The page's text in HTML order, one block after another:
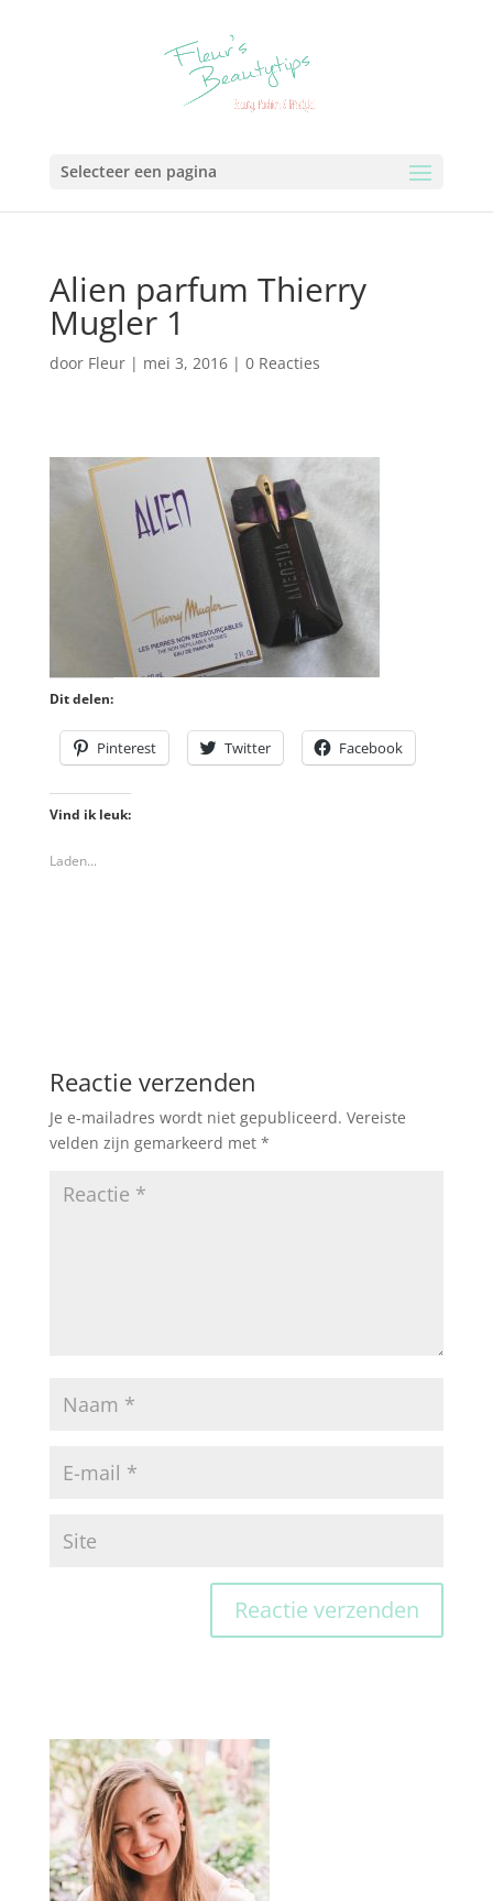
Selecteer een pagina
Alien parfum Thierry
Mugler 1
door Fleur| mei 3, 2016| 0 Reacties
Dit delen:
Pinterest Twitter Facebook
Vind ik leuk:
Laden...
Reactie verzenden
Je e-mailadres wordt niet gepubliceerd. Vereiste
velden zijn gemarkeerd met *